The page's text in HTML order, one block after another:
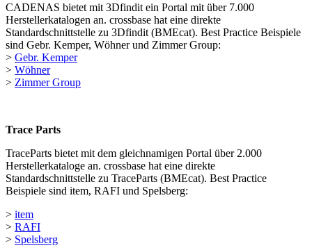
CADENAS bietet mit 3Dfindit ein Portal mit über 7.000
Herstellerkatalogen an. crossbase hat eine direkte
Standardschnittstelle zu 3Dfindit (BMEcat). Best Practice Beispiele
sind Gebr. Kemper, Wöhner und Zimmer Group:
> Gebr. Kemper
> Wöhner
> Zimmer Group
Trace Parts
TraceParts bietet mit dem gleichnamigen Portal über 2.000
Herstellerkataloge an. crossbase hat eine direkte
Standardschnittstelle zu TraceParts (BMEcat). Best Practice
Beispiele sind item, RAFI und Spelsberg:
> item
> RAFI
> Spelsberg